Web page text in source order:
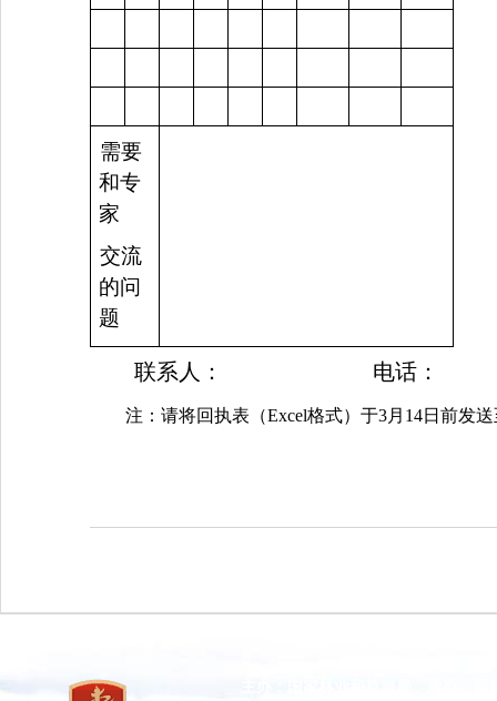
需要
和专
家
交流
的问
题
联系人： 电话：
注：请将回执表（Excel格式）于3月14日前发